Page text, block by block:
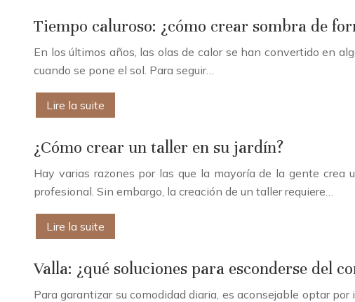
Tiempo caluroso: ¿cómo crear sombra de
En los últimos años, las olas de calor se han convertido en
cuando se pone el sol. Para seguir…
Lire la suite
¿Cómo crear un taller en su jardín?
Hay varias razones por las que la mayoría de la gente
profesional. Sin embargo, la creación de un taller requiere…
Lire la suite
Valla: ¿qué soluciones para esconderse del
Para garantizar su comodidad diaria, es aconsejable optar